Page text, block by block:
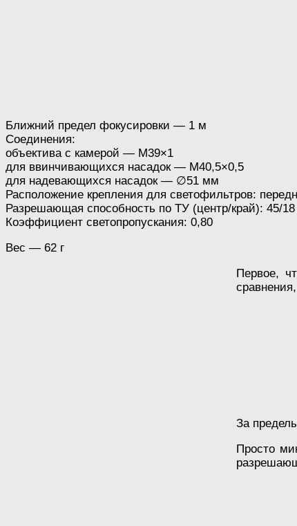
Ближний предел фокусировки — 1 м
Соединения:
объектива с камерой — M39×1
для ввинчивающихся насадок — M40,5×0,5
для надевающихся насадок — ∅51 мм
Расположение крепления для светофильтров:
Разрешающая способность по ТУ (центр/край): 45/
Коэффициент светопропускания: 0,80
Вес — 62 г
Первое,
За
Просто